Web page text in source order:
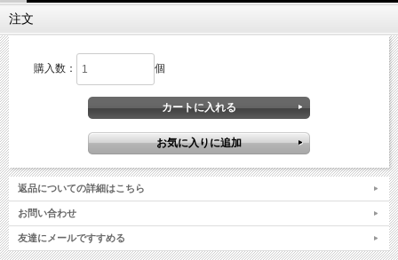
注文
購入数： 個
返品についての詳細はこちら
お問い合わせ
友達にメールですすめる